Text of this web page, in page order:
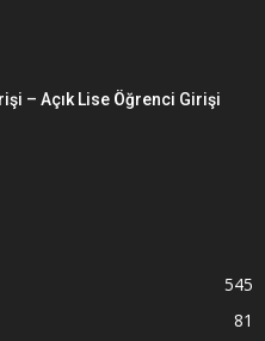
– Açık Lise Öğrenci Girişi
545
81